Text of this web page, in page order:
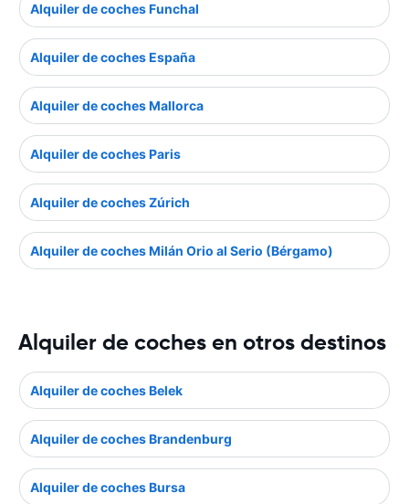
Alquiler de coches Funchal
Alquiler de coches España
Alquiler de coches Mallorca
Alquiler de coches Paris
Alquiler de coches Zúrich
Alquiler de coches Milán Orio al Serio (Bérgamo)
Alquiler de coches en otros destinos
Alquiler de coches Belek
Alquiler de coches Brandenburg
Alquiler de coches Bursa